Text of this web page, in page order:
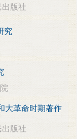
版社
究
大革命时期著作
版社